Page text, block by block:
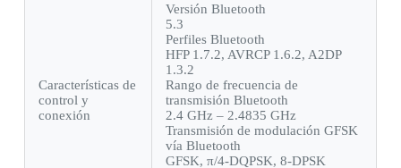
Características de
control y
conexión
Versión Bluetooth
5.3
Perfiles Bluetooth
HFP 1.7.2, AVRCP 1.6.2, A2DP
1.3.2
Rango de frecuencia de
transmisión Bluetooth
2.4 GHz – 2.4835 GHz
Transmisión de modulación GFSK
vía Bluetooth
GFSK, π/4-DQPSK, 8-DPSK